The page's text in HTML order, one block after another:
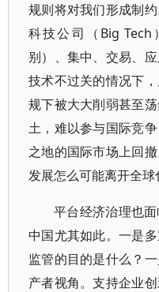
规则将对我们形成制
科技公司（Big
别）、集中、交易、
技术不过关的情况下
规下被大大削弱甚至
土，难以参与国际竞
之地的国际市场上回
发展怎么可能离开全球
平台经济治理也
中国尤其如此。一是
监管的目的是什么？
产者视角。支持企业